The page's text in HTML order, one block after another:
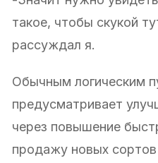
такое, чтобы скукой
рассуждал я.
Обычным логическим
предусматривает
через повышение
продажу новых